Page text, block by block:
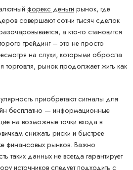
форекс деньги рынок, где
совершают сотни тысяч сделок
а кто-то становится
трейдинг – это не просто
на слухи, которыми обросла
торговля, рынок продолжает жить как
приобретают сигналы для
бесплатно — информационные
на возможные точки входа в
снижать риски и быстрее
финансовых рынков. Важно
таких данных не всегда гарантирует
источников следует подходить с